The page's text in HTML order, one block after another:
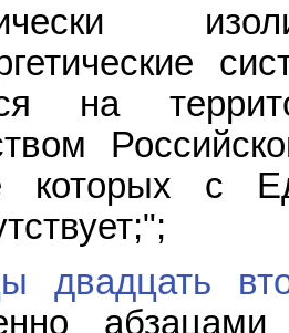
на
которых с
двадцать